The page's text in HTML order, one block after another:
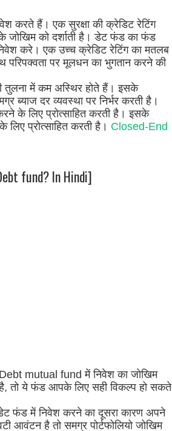
करते हैं। एक सुरक्षा की क्रेडिट रेटिंग
के जोखिम को दर्शाती है। डेट फंड का फंड
करे। एक उच्च क्रेडिट रेटिंग का मतलब
परिपक्वता पर मूलधन का भुगतान करने की
तुलना में कम अस्थिर होते हैं। इसके
ब्याज दर व्यवस्था पर निर्भर करती है।
के लिए प्रोत्साहित करती है। इसके
प्रोत्साहित करती है। Closed-End
fund? In Hindi]
mutual fund में निवेश का जोखिम
तो ये फंड आपके लिए सही विकल्प हो सकते
फंड में निवेश करने का दूसरा कारण अपने
आवंटन है तो समग्र पोर्टफोलियो जोखिम